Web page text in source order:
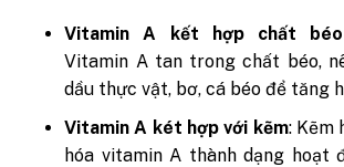
Vitamin A kết hợp chất béo
Vitamin A tan trong chất béo,
dầu thực vật, bơ, cá béo để tăng
Vitamin A két hợp với kẽm: Kẽm
hóa vitamin A thành dạng hoạt